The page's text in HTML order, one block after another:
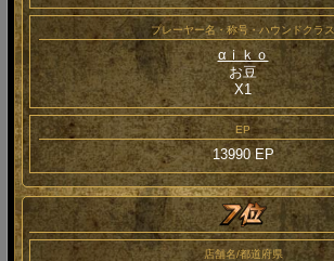
プレーヤー名・称号・ハウンドクラス
αｉｋｏ
お豆
Χ1
EP
13990 EP
店舗名/都道府県